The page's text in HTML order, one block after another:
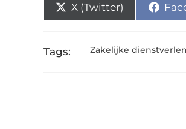
X (Twitter)
Tags: Zakelijke